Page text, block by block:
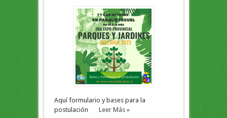
Aquí formulario y bases para la
postulación Leer Más »